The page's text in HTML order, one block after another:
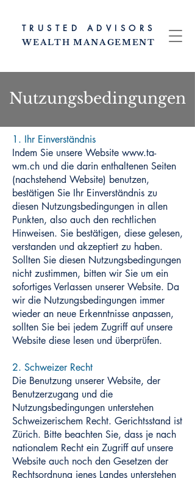
TRUSTED ADVISORS
WEALTH MANAGEMENT
Nutzungsbedingungen
1. Ihr Einverständnis
Indem Sie unsere Website www.ta-
wm.ch und die darin enthaltenen Seiten
(nachstehend Website) benutzen,
bestätigen Sie Ihr Einverständnis zu
diesen Nutzungsbedingungen in allen
Punkten, also auch den rechtlichen
Hinweisen. Sie bestätigen, diese gelesen,
verstanden und akzeptiert zu haben.
Sollten Sie diesen Nutzungsbedingungen
nicht zustimmen, bitten wir Sie um ein
sofortiges Verlassen unserer Website. Da
wir die Nutzungsbedingungen immer
wieder an neue Erkenntnisse anpassen,
sollten Sie bei jedem Zugriff auf unsere
Website diese lesen und überprüfen.
2. Schweizer Recht
Die Benutzung unserer Website, der
Benutzerzugang und die
Nutzungsbedingungen unterstehen
Schweizerischem Recht. Gerichtsstand ist
Zürich. Bitte beachten Sie, dass je nach
nationalem Recht ein Zugriff auf unsere
Website auch noch den Gesetzen der
Rechtsordnung jenes Landes unterstehen